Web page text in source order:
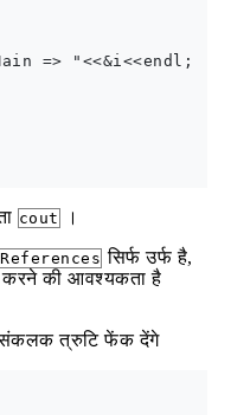
Main =>
cout
।
सिर्फ उर्फ है,
की आवश्यकता है
संकलक त्रुटि फेंक देंगे